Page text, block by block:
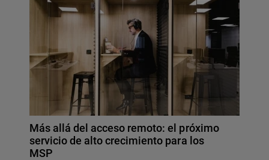
Más allá del acceso remoto: el próximo
servicio de alto crecimiento para los
MSP